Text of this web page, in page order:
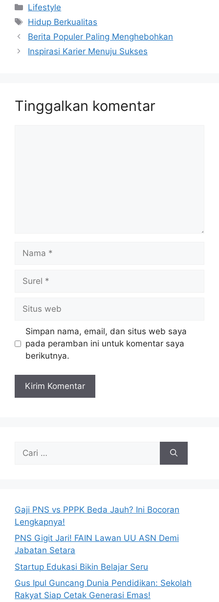
Kategori
Lifestyle
Tag
Hidup Berkualitas
Berita Populer Paling Menghebohkan
Inspirasi Karier Menuju Sukses
Tinggalkan komentar
Nama
Surel
Situs
web
Simpan nama, email, dan situs web saya
pada peramban ini untuk komentar saya
berikutnya.
untuk:
Gaji PNS vs PPPK Beda Jauh? Ini Bocoran
Lengkapnya!
PNS Gigit Jari! FAIN Lawan UU ASN Demi
Jabatan Setara
Startup Edukasi Bikin Belajar Seru
Gus Ipul Guncang Dunia Pendidikan: Sekolah
Rakyat Siap Cetak Generasi Emas!